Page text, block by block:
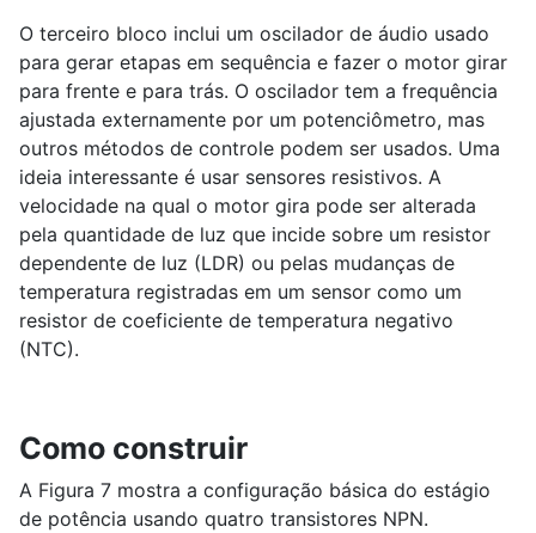
O terceiro bloco inclui um oscilador de áudio usado
para gerar etapas em sequência e fazer o motor girar
para frente e para trás. O oscilador tem a frequência
ajustada externamente por um potenciômetro, mas
outros métodos de controle podem ser usados. Uma
ideia interessante é usar sensores resistivos. A
velocidade na qual o motor gira pode ser alterada
pela quantidade de luz que incide sobre um resistor
dependente de luz (LDR) ou pelas mudanças de
temperatura registradas em um sensor como um
resistor de coeficiente de temperatura negativo
(NTC).
Como construir
A Figura 7 mostra a configuração básica do estágio
de potência usando quatro transistores NPN.